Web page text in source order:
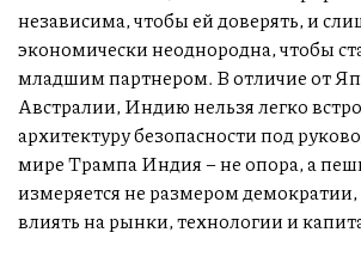
независима, чтобы ей доверять, и
экономически неоднородна, чтобы
младшим партнером. В отличие от
Австралии, Индию нельзя легко
архитектуру безопасности под
мире Трампа Индия – не опора, а
измеряется не размером
влиять на рынки, технологии и